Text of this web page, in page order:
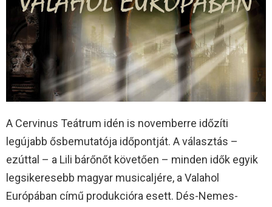
A Cervinus Teátrum idén is novemberre időzíti
legújabb ősbemutatója időpontját. A választás –
ezúttal – a Lili bárőnőt követően – minden idők egyik
legsikeresebb magyar musicaljére, a Valahol
Európában című produkcióra esett. Dés-Nemes-